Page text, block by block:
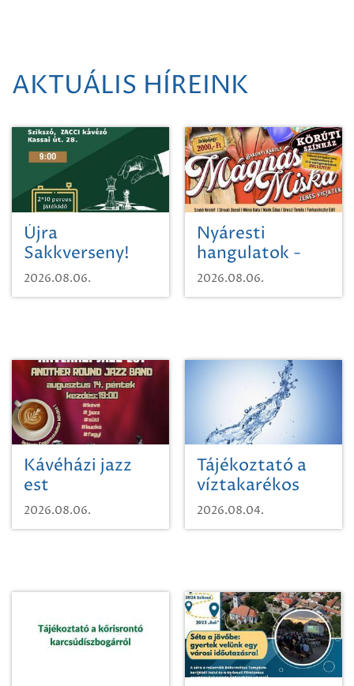
AKTUÁLIS HÍREINK
Újra
Sakkverseny!
2026.08.06.
Nyáresti
hangulatok -
Mágnás Miska
2026.08.06.
Kávéházi jazz
est
2026.08.06.
Tájékoztató a
víztakarékos
vízhasználatról
2026.08.04.